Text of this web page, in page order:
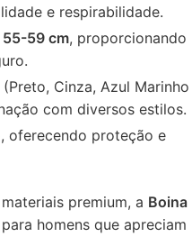
e respirabilidade.
59 cm, proporcionando
(Preto, Cinza, Azul Marinho
com diversos estilos.
, oferecendo proteção e
premium, a Boina
homens que apreciam